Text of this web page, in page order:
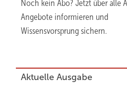
Noch kein Abo? Jetzt über alle
Angebote informieren und
Wissensvorsprung sichern.
Aktuelle Ausgabe